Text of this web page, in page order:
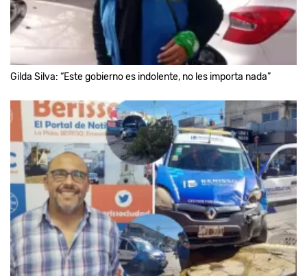
Gilda Silva: “Este gobierno es indolente, no les importa nada”